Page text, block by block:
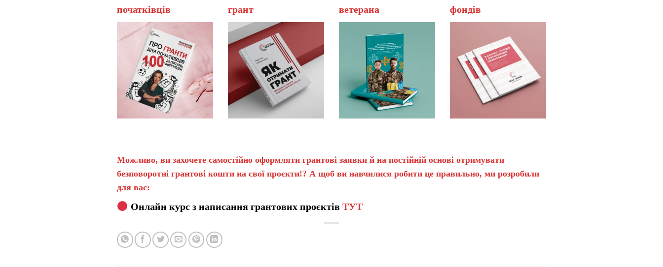
початківців
грантветерана
Можливо, ви захочете самостійно оформляти грантові заявки й на постійній основі отримувати
безповоротні грантові кошти на свої проєкти!? А щоб ви навчилися робити це правильно, ми розробили
для вас:
Онлайн курс з написання грантових проєктів ТУТ